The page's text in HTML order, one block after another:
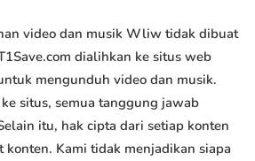
video dan musik Wliw tidak dibuat
dialihkan ke situs web
mengunduh video dan musik.
situs, semua tanggung jawab
itu, hak cipta dari setiap konten
Kami tidak menjadikan siapa